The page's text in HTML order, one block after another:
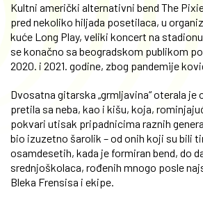
Kultni američki alternativni bend The
pred nekoliko hiljada posetilaca, u
kuće Long Play, veliki koncert na
se konačno sa beogradskom publikom
2020. i 2021. godine, zbog pandemije
Dvosatna gitarska „grmljavina“ oterala je
pretila sa neba, kao i kišu, koja,
pokvari utisak pripadnicima raznih
bio izuzetno šarolik – od onih koji su bili
osamdesetih, kada je formiran bend, do
srednjoškolaca, rođenih mnogo posle
Bleka Frensisa i ekipe.